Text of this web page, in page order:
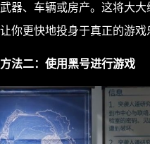
武器、车辆或房产。这将大
让你更快地投身于真正的游戏
方法二：使用黑号进行游戏